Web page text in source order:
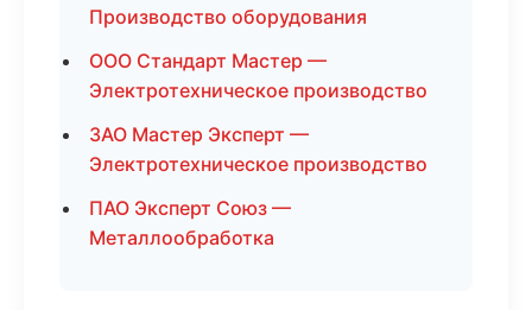
Производство оборудования
ООО Стандарт Мастер —
Электротехническое производство
ЗАО Мастер Эксперт —
Электротехническое производство
ПАО Эксперт Союз —
Металлообработка